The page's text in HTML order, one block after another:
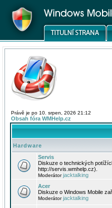
Právě je po 10. srpen, 2026 21:12
Obsah fóra WMHelp.cz
Hardware
Servis
Diskuze o technických
http://servis.wmhelp.cz).
Moderátorjacktalking
Acer
Diskuze o Windows Mobile
Moderátorjacktalking